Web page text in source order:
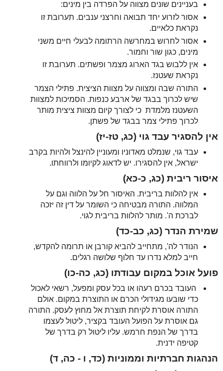
בעניינים שונים מצווה על הפרדה בין מינים:
אסור לזרוע יחד תבואה וחרצני ענבים. תערובת זו
נקראת כלאיים.
אסור לחרוש במחרשה הרתומה לבעלי חיים משני
מינים, כגון שור וחמור.
אין ללבוש בגד הארוג מצמר ופשתים. תערובת זו
נקראת שעטנז.
התורה שבה ומצווה על מצוות הציצית. פתילי הצמר
שיש לכרוך בבגד של ארבע כנפות. הסמיכות למצוות
השעטנז מלמדת כי לצורך קיום מצוות ציצית מותר
לכרוך פתילי צמר בבגד של פשתן.
אין להסגיר עבד גוי (כג, טז-יז)
עבד גוי, שנמלט מאדוניו ומעוניין להינצל ולהיות בקרב
ישראל, אין להסגירו. יש לדאוג לקיומו ולרווחתו.
איסור ריבית (כג, כ-כא)
אין להלוות בריבית. האיסור חל על הלווה וגם על
המלווה. התורה מבטיחה כי השומר על דין זה יזכה
לברכת ה'. מותר להלוות בריבית לגוי.
שמירת הנדר (כג, כב-כד)
הנודר לה', מתחייב להביא קורבן או תרומה להקדש,
חייב למלא נדרו עד חלוף שלושה רגלים.
פועל אוכל במקום עבודתו (כג, כה-כו)
העובד בכרם רעהו או בכל עסק ומפעל, רשאי לאכול
כדי שובעו מגידולי הכרם או התוצרת במקום. אולם
התורה אוסרת לקיחת תוצרת אל מחוץ לעסק. התורה
גם אוסרת על הפועל העובד בקציר, ליטול לעצמו
בדרך של הנפת חרמש. עליו ליטול רק בדרך של
קטיפה ידנית.
הנהגות חברתיות וממוניות (כד, ו - כה, ד)